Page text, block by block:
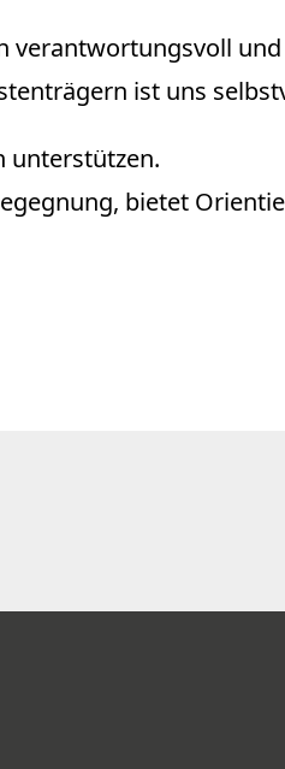
verantwortungsvoll und
ist uns
unterstützen.
bietet